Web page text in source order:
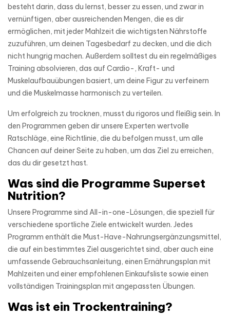
besteht darin, dass du lernst, besser zu essen, und zwar in
vernünftigen, aber ausreichenden Mengen, die es dir
ermöglichen, mit jeder Mahlzeit die wichtigsten Nährstoffe
zuzuführen, um deinen Tagesbedarf zu decken, und die dich
nicht hungrig machen. Außerdem solltest du ein regelmäßiges
Training absolvieren, das auf Cardio-, Kraft- und
Muskelaufbauübungen basiert, um deine Figur zu verfeinern
und die Muskelmasse harmonisch zu verteilen.
Um erfolgreich zu trocknen, musst du rigoros und fleißig sein. In
den Programmen geben dir unsere Experten wertvolle
Ratschläge, eine Richtlinie, die du befolgen musst, um alle
Chancen auf deiner Seite zu haben, um das Ziel zu erreichen,
das du dir gesetzt hast.
Was sind die Programme Superset
Nutrition?
Unsere Programme sind All-in-one-Lösungen, die speziell für
verschiedene sportliche Ziele entwickelt wurden. Jedes
Programm enthält die Must-Have-Nahrungsergänzungsmittel,
die auf ein bestimmtes Ziel ausgerichtet sind, aber auch eine
umfassende Gebrauchsanleitung, einen Ernährungsplan mit
Mahlzeiten und einer empfohlenen Einkaufsliste sowie einen
vollständigen Trainingsplan mit angepassten Übungen.
Was ist ein Trockentraining?